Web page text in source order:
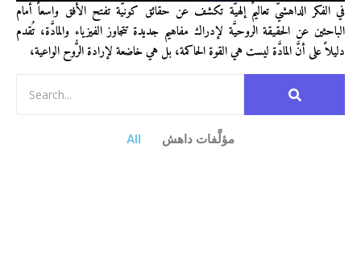
في الفكر الداهشيّ تعاليمٌ إلهيَّة تكشف عن حقائق كونيَّة تفتح الأفق واسعاً أمام
الباحثين عن الحقيقة الروحيَّة لإدراك مفاهيم جديدة تتجاوز الفيزياء والمادَّة، تُقدم
دليلاً على أنَّ المادَّة ليست هي القوة الحاكمة، بل هي خاضعة لإرادة الرُّوح الواعية،
All مؤلَّفات داهش